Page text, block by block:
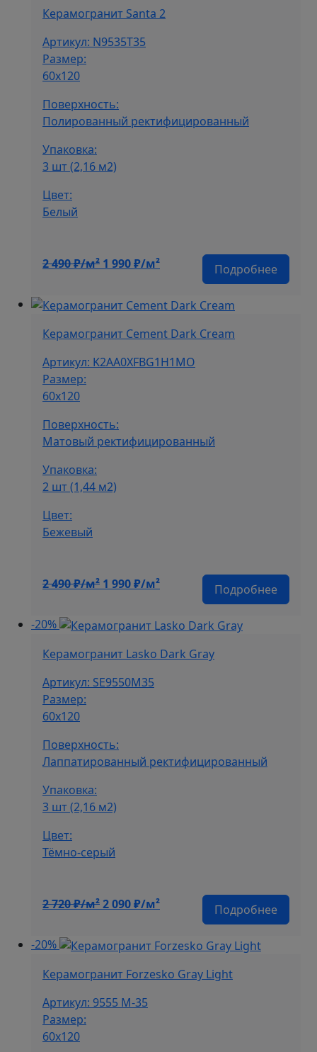
Керамогранит Santa 2
Артикул: N9535T35
Размер:
60х120
Поверхность:
Полированный ректифицированный
Упаковка:
3 шт (2,16 м2)
Цвет:
Белый
Подробнее
2 490₽/м² Первоначальная
составляла
2
490 ₽/
1 990₽/м²Текущая
990 ₽/
м².
Керамогранит Cement Dark Cream
Артикул: K2AA0XFBG1H1MO
Размер:
60х120
Поверхность:
Матовый ректифицированный
Упаковка:
2 шт (1,44 м2)
Цвет:
Бежевый
Подробнее
2 490₽/м² Первоначальная
2
490 ₽/
1 990₽/м²Текущая
990 ₽/
м².
-20%
Керамогранит Lasko Dark Gray
Артикул: SE9550M35
Размер:
60х120
Поверхность:
Лаппатированный ректифицированный
Упаковка:
3 шт (2,16 м2)
Цвет:
Тёмно-серый
Подробнее
2 720₽/м²Первоначальная
2
720 ₽/
2 090₽/м²Текущая
090 ₽/
м².
-20%
Керамогранит Forzesko Gray Light
Артикул: 9555 M-35
Размер:
60х120